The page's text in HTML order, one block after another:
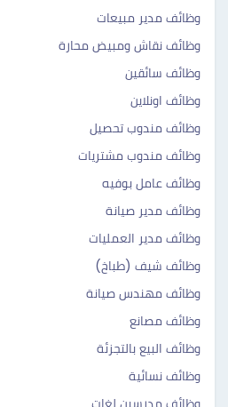
وظائف مدير مبيعات
وظائف نقاش ومبيض محارة
وظائف سائقين
وظائف اونلاين
وظائف مندوب تحصيل
وظائف مندوب مشتريات
وظائف عامل بوفيه
وظائف مدير صيانة
وظائف مدير العمليات
وظائف شيف (طباخ)
وظائف مهندس صيانة
وظائف مصانع
وظائف البيع بالتجزئة
وظائف نسائية
وظائف مدرسين لغات